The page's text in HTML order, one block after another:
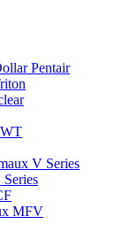
Pentair
V Series
MFV